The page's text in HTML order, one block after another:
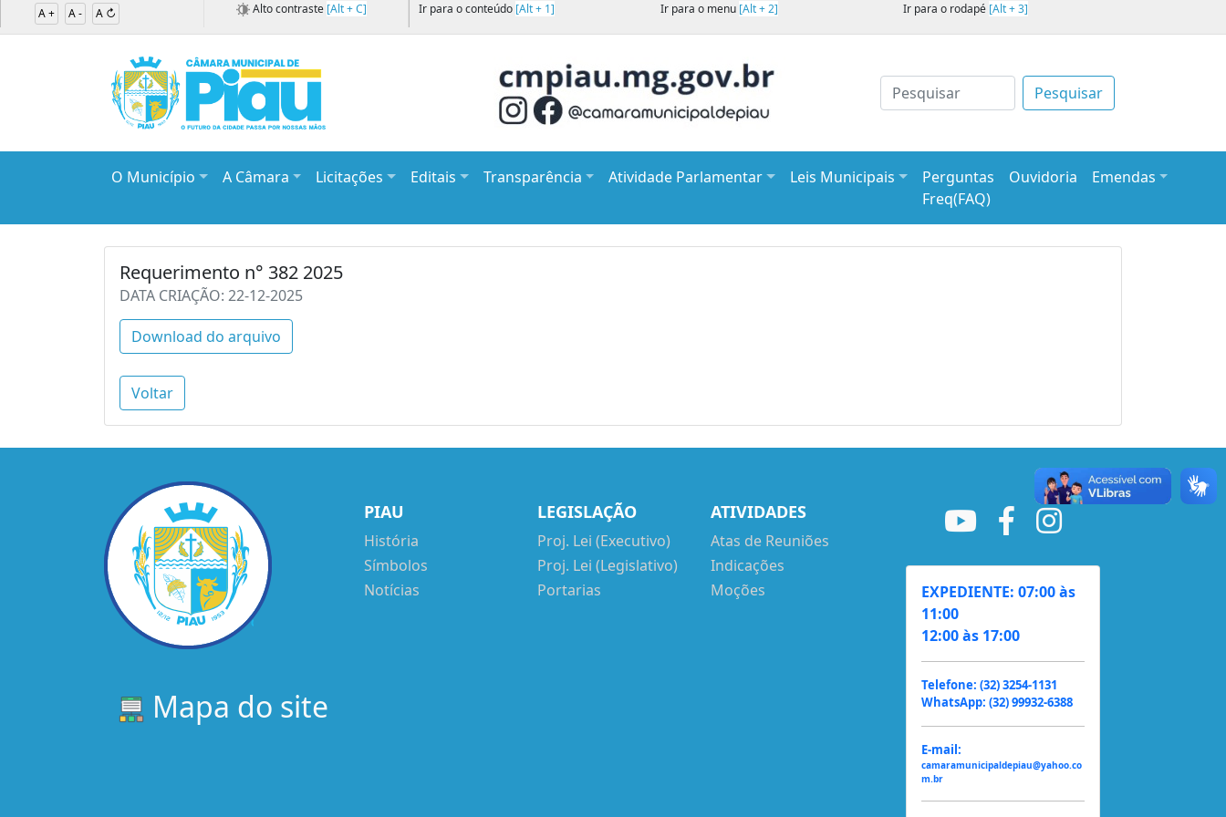
A + A - A ↻ Alto contraste [Alt + C] Ir para o conteúdo [Alt + 1] Ir para o menu [Alt + 2] Ir para o rodapé [Alt + 3]
Pesquisar
O Município A Câmara Licitações Editais Transparência Atividade Parlamentar Leis Municipais
Perguntas
Freq(FAQ)
Ouvidoria Emendas
Requerimento n° 382 2025
DATA CRIAÇÃO: 22-12-2025
Download do arquivo
Voltar
Mapa do site
PIAU
História
Símbolos
Notícias
LEGISLAÇÃO
Proj. Lei (Executivo)
Proj. Lei (Legislativo)
Portarias
ATIVIDADES
Atas de Reuniões
Indicações
Moções
EXPEDIENTE: 07:00 às
11:00
12:00 às 17:00
Telefone: (32) 3254-1131
WhatsApp: (32) 99932-6388
E-mail:
camaramunicipaldepiau@yahoo.co
m.br